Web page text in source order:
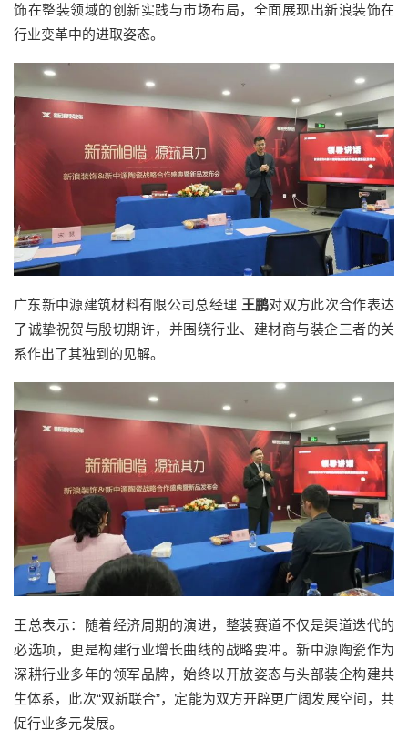
饰在整装领域的创新实践与市场布局，全面展现出新浪装饰在
行业变革中的进取姿态。
广东新中源建筑材料有限公司总经理 王鹏对双方此次合作表达
了诚挚祝贺与殷切期许，并围绕行业、建材商与装企三者的关
系作出了其独到的见解。
王总表示：随着经济周期的演进，整装赛道不仅是渠道迭代的
必选项，更是构建行业增长曲线的战略要冲。新中源陶瓷作为
深耕行业多年的领军品牌，始终以开放姿态与头部装企构建共
生体系，此次“双新联合”，定能为双方开辟更广阔发展空间，共
促行业多元发展。